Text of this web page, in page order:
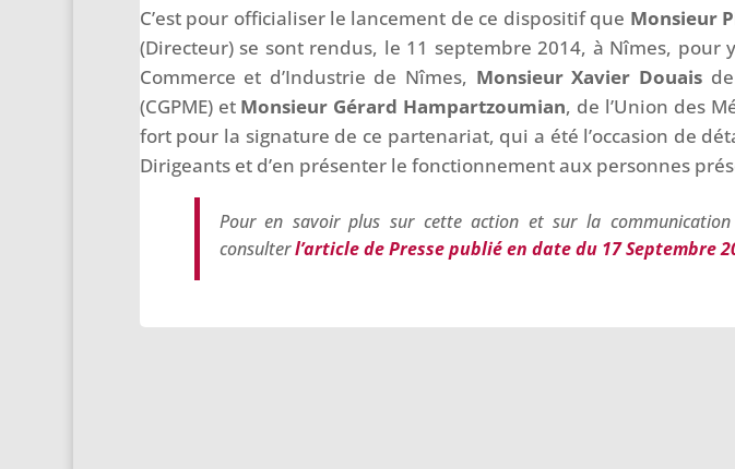
C’est pour officialiser le lancement de ce dispositif que Monsieur
(Directeur) se sont rendus, le 11 septembre 2014, à Nîmes, pour
Commerce et d’Industrie de Nîmes, Monsieur Xavier Douaisde
(CGPME) et Monsieur Gérard Hampartzoumian, de l’Union des
fort pour la signature de ce partenariat, qui a été l’occasion de
Dirigeants et d’en présenter le fonctionnement aux personnes
Pour en savoir plus sur cette action et sur la
consulterl’article de Presse publié en date du 17 Septembre